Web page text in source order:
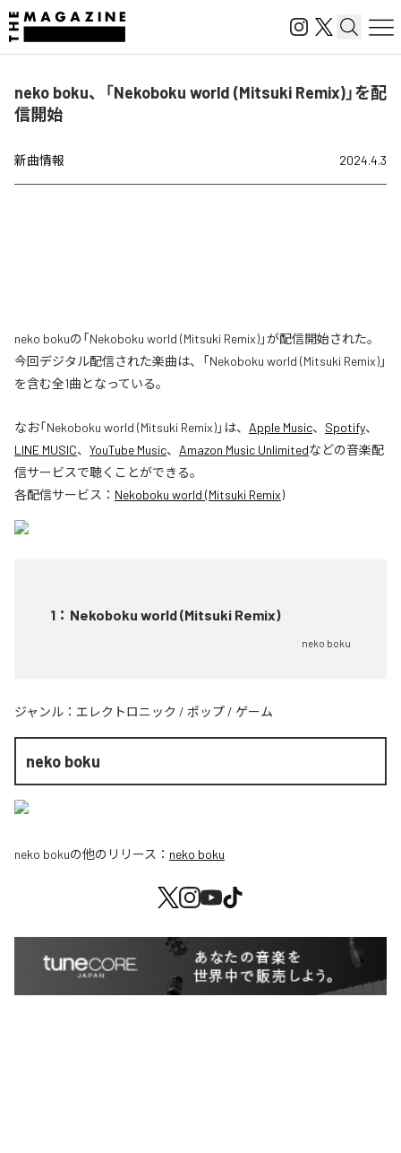
neko boku、「Nekoboku world (Mitsuki Remix)」を配
信開始
新曲情報 2024.4.3
neko bokuの「Nekoboku world (Mitsuki Remix)」が配信開始された。
今回デジタル配信された楽曲は、「Nekoboku world (Mitsuki Remix)」
を含む全1曲となっている。
なお「Nekoboku world (Mitsuki Remix)」は、 Apple Music、 Spotify、
LINE MUSIC、 YouTube Music、 Amazon Music Unlimitedなどの音楽配
信サービスで聴くことができる。
各配信サービス： Nekoboku world (Mitsuki Remix)
1 ： Nekoboku world (Mitsuki Remix)
neko boku
ジャンル： エレクトロニック / ポップ / ゲーム
neko boku
neko bokuの他のリリース： neko boku